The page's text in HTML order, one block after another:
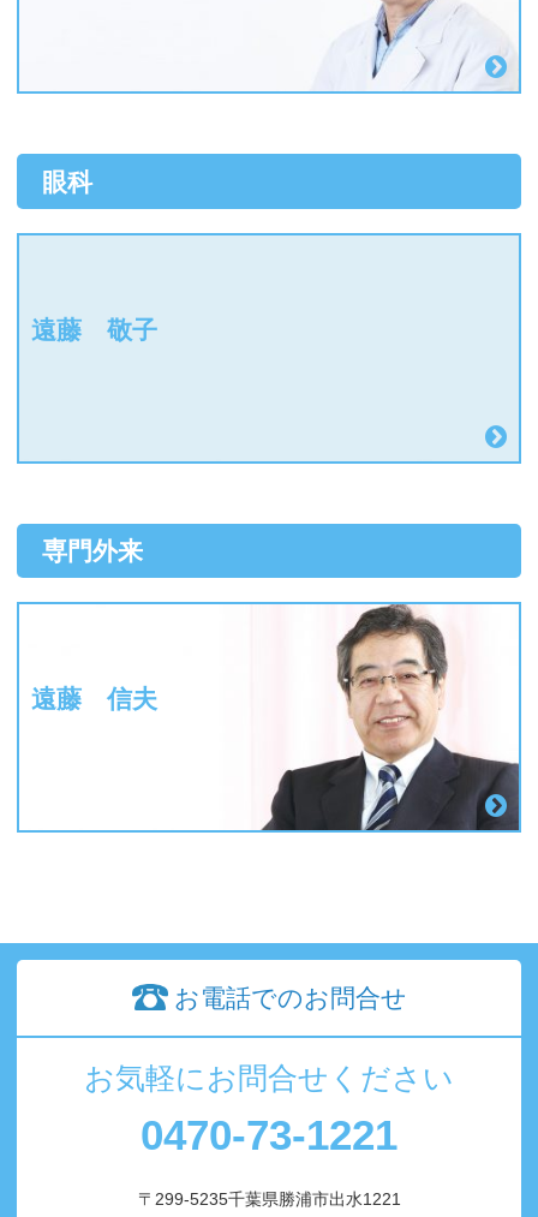
眼科
遠藤 敬子
専門外来
遠藤 信夫
お電話でのお問合せ
お気軽にお問合せください
0470-73-1221
〒299-5235千葉県勝浦市出水1221